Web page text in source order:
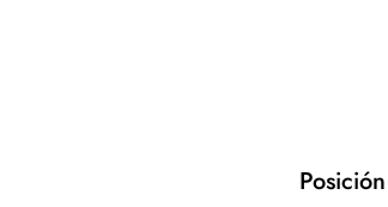
Posición